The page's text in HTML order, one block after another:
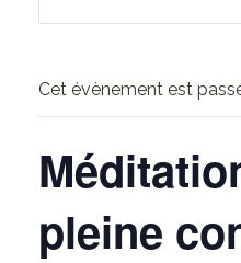
Cet évènement est
pleine